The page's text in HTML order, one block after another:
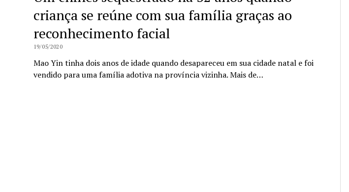
criança se reúne com sua família graças ao
reconhecimento facial
19/05/2020
Mao Yin tinha dois anos de idade quando desapareceu em sua cidade natal e foi
vendido para uma família adotiva na província vizinha. Mais de…